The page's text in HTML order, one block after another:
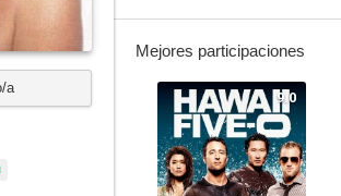
a
Mejores participaciones
9.0